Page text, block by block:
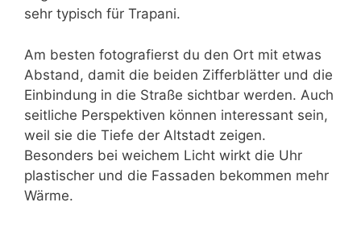
sehr typisch für Trapani.
Am besten fotografierst du den Ort mit etwas
Abstand, damit die beiden Zifferblätter und die
Einbindung in die Straße sichtbar werden. Auch
seitliche Perspektiven können interessant sein,
weil sie die Tiefe der Altstadt zeigen.
Besonders bei weichem Licht wirkt die Uhr
plastischer und die Fassaden bekommen mehr
Wärme.